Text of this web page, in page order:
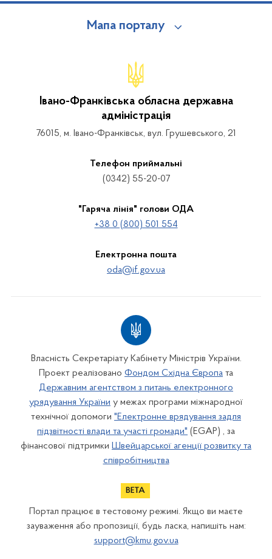
Мапа порталу
Івано-Франківська обласна державна
адміністрація
76015, м. Івано-Франківськ, вул. Грушевського, 21
Телефон приймальні
(0342) 55-20-07
"Гаряча лінія" голови ОДА
+38 0 (800) 501 554
Електронна пошта
oda@if.gov.ua
Власність Секретаріату Кабінету Міністрів України.
Проект реалізовано Фондом Східна Європа та
Державним агентством з питань електронного
урядування України у межах програми міжнародної
технічної допомоги "Електронне врядування задля
підзвітності влади та участі громади" (EGAP) , за
фінансової підтримки Швейцарської агенції розвитку та
співробітництва
Портал працює в тестовому режимі. Якщо ви маєте
зауваження або пропозиції, будь ласка, напишіть нам:
support@kmu.gov.ua